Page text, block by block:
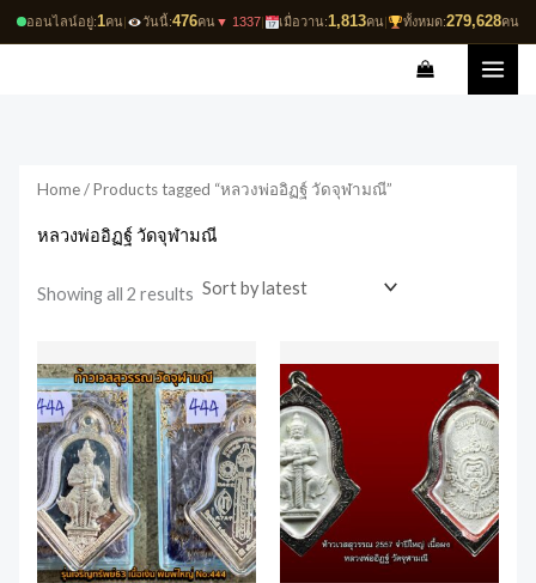
ออนไลน์อยู่:1คน| วันนี้:476คน▼ 1337| เมื่อวาน:1,813คน| ทั้งหมด:279,628คน
Skip
to
Home/ Products tagged “หลวงพ่ออิฏฐ์ วัดจุฬามณี”
หลวงพ่ออิฏฐ์ วัดจุฬามณี
Showing all 2 results
Sorted